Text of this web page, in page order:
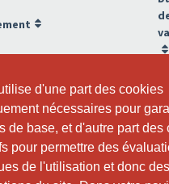
d'une part des cookies
nécessaires pour
de base, et d'autre part des
pour permettre des
de l'utilisation et donc des
d'une part des cookies
nécessaires pour
de base, et d'autre part des
pour permettre des
de l'utilisation et donc des
à 75 Minuten
Gültigkeitsdauer 13
13
Yoga à 75 Minuten
online Yoga kostet
1